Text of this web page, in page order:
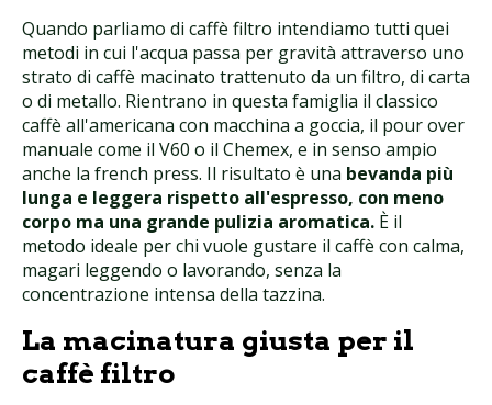
Quando parliamo di caffè filtro intendiamo tutti quei
metodi in cui l'acqua passa per gravità attraverso uno
strato di caffè macinato trattenuto da un filtro, di carta
o di metallo. Rientrano in questa famiglia il classico
caffè all'americana con macchina a goccia, il pour over
manuale come il V60 o il Chemex, e in senso ampio
anche la french press. Il risultato è una bevanda più
lunga e leggera rispetto all'espresso, con meno
corpo ma una grande pulizia aromatica. È il
metodo ideale per chi vuole gustare il caffè con calma,
magari leggendo o lavorando, senza la
concentrazione intensa della tazzina.
La macinatura giusta per il
caffè filtro